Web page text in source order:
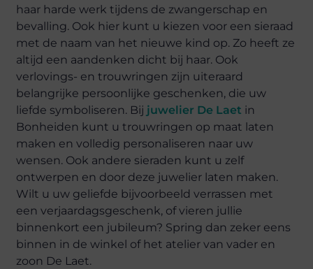
haar harde werk tijdens de zwangerschap en
bevalling. Ook hier kunt u kiezen voor een sieraad
met de naam van het nieuwe kind op. Zo heeft ze
altijd een aandenken dicht bij haar. Ook
verlovings- en trouwringen zijn uiteraard
belangrijke persoonlijke geschenken, die uw
liefde symboliseren. Bij juwelier De Laet in
Bonheiden kunt u trouwringen op maat laten
maken en volledig personaliseren naar uw
wensen. Ook andere sieraden kunt u zelf
ontwerpen en door deze juwelier laten maken.
Wilt u uw geliefde bijvoorbeeld verrassen met
een verjaardagsgeschenk, of vieren jullie
binnenkort een jubileum? Spring dan zeker eens
binnen in de winkel of het atelier van vader en
zoon De Laet.